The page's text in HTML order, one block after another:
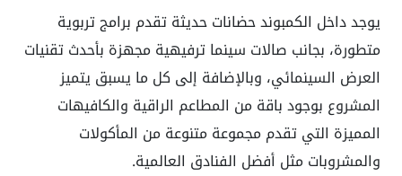
يوجد داخل الكمبوند حضانات حديثة تقدم برامج تربوية
متطورة، بجانب صالات سينما ترفيهية مجهزة بأحدث تقنيات
العرض السينمائي، وبالإضافة إلى كل ما يسبق يتميز
المشروع بوجود باقة من المطاعم الراقية والكافيهات
المميزة التي تقدم مجموعة متنوعة من المأكولات
والمشروبات مثل أفضل الفنادق العالمية.